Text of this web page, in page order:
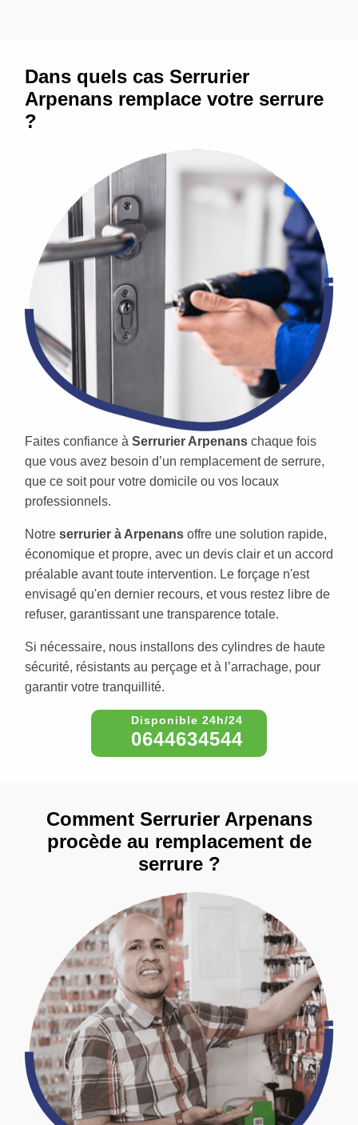
Dans quels cas Serrurier
Arpenans remplace votre serrure
?
Faites confiance à Serrurier Arpenans chaque fois
que vous avez besoin d’un remplacement de serrure,
que ce soit pour votre domicile ou vos locaux
professionnels.
Notre serrurier à Arpenans offre une solution rapide,
économique et propre, avec un devis clair et un accord
préalable avant toute intervention. Le forçage n'est
envisagé qu'en dernier recours, et vous restez libre de
refuser, garantissant une transparence totale.
Si nécessaire, nous installons des cylindres de haute
sécurité, résistants au perçage et à l’arrachage, pour
garantir votre tranquillité.
0644634544
Comment Serrurier Arpenans
procède au remplacement de
serrure ?